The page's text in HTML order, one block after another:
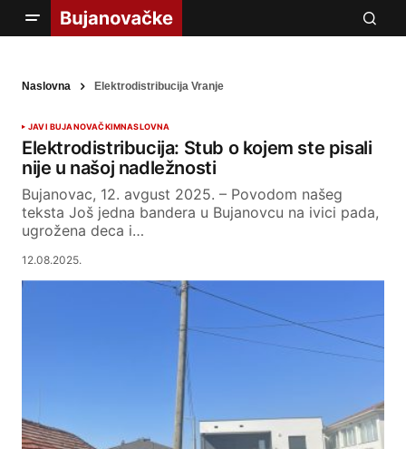
Naslovna Elektrodistribucija Vranje
JAVI BUJANOVAČKIMNASLOVNA
Elektrodistribucija: Stub o kojem ste pisali
nije u našoj nadležnosti
Bujanovac, 12. avgust 2025. – Povodom našeg
teksta Još jedna bandera u Bujanovcu na ivici pada,
ugrožena deca i…
12.08.2025.